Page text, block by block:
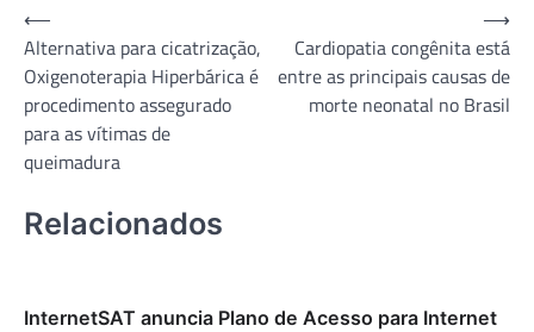
Navegação
de
Post
⟵
Alternativa para cicatrização,
Oxigenoterapia Hiperbárica é
procedimento assegurado
para as vítimas de
queimadura
Cardiopatia congênita está
entre as principais causas de
morte neonatal no Brasil
⟶
Relacionados
InternetSAT anuncia Plano de Acesso para Internet